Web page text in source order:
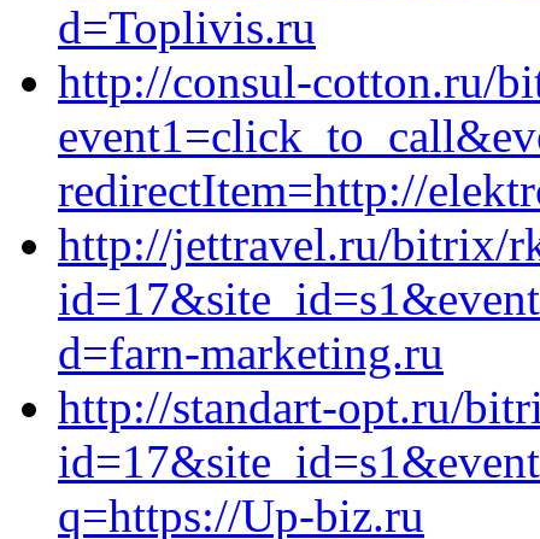
d=Toplivis.ru
http://consul-cotton.ru/
redirectItem=http://
http://jettravel.ru/bitrix/
d=farn-marketing.ru
http://standart-opt.ru/
q=https://Up-biz.ru